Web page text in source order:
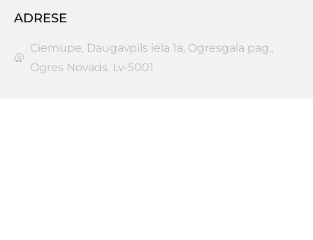
ADRESE
Ciemupe, Daugavpils iela 1a, Ogresgala pag.,
Ogres Novads. Lv-5001